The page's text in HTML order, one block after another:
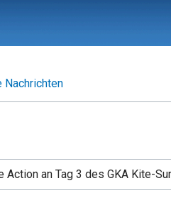
an Tag 3 des GKA Kite-